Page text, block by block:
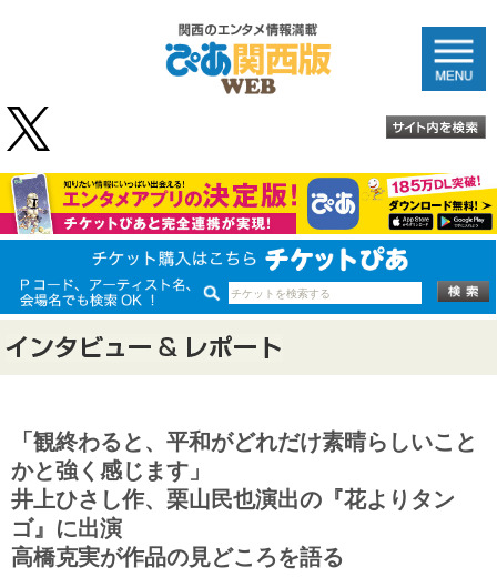
「観終わると、平和がどれだけ素晴らしいこと
かと強く感じます」
井上ひさし作、栗山民也演出の『花よりタン
ゴ』に出演
高橋克実が作品の見どころを語る